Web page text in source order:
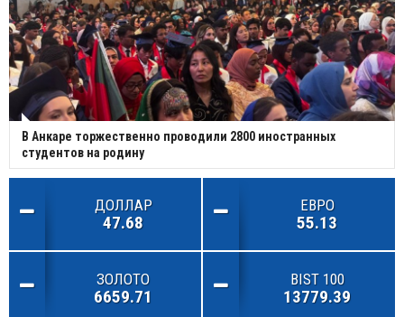
В Анкаре торжественно проводили 2800 иностранных
студентов на родину
ДОЛЛАР
47.68
ЕВРО
55.13
ЗОЛОТО
6659.71
BIST 100
13779.39